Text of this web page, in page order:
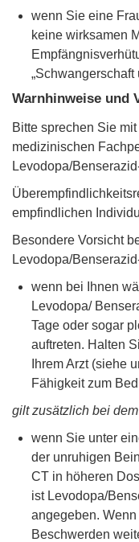
wenn Sie eine
keine wirksamen
„Schwangerschaft
Warnhinweise und
Bitte sprechen Sie
medizinischen
Levodopa/
empfindlichen
Besondere Vorsicht
Levodopa/
wenn bei Ihnen
Levodopa/
Tage oder sogar
auftreten. Halten
Ihrem Arzt (siehe
Fähigkeit zum
gilt zusätzlich bei
wenn Sie unter
der unruhigen
CT in höheren
ist Levodopa/
angegeben.
Beschwerden